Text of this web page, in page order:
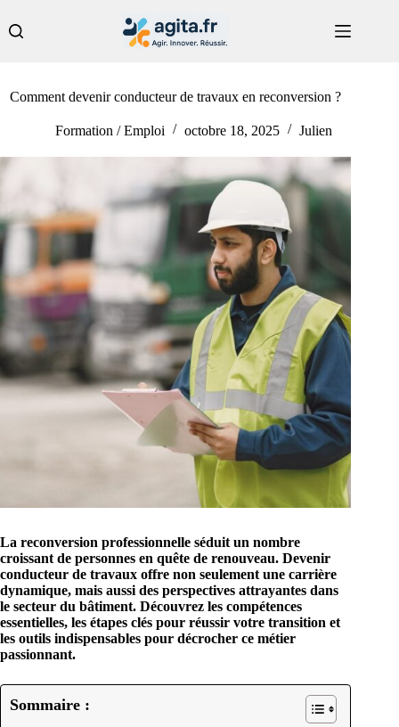
au
contenu
Comment devenir conducteur de travaux en reconversion ?
Formation / Emploi octobre 18, 2025 Julien
La reconversion professionnelle séduit un nombre
croissant de personnes en quête de renouveau. Devenir
conducteur de travaux offre non seulement une carrière
dynamique, mais aussi des perspectives attrayantes dans
le secteur du bâtiment. Découvrez les compétences
essentielles, les étapes clés pour réussir votre transition et
les outils indispensables pour décrocher ce métier
passionnant.
Sommaire :